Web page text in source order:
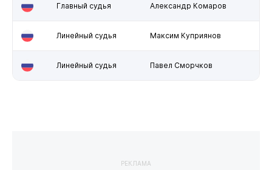
Главный судья Александр Комаров
Линейный судья Максим Куприянов
Линейный судья Павел Сморчков
РЕКЛАМА